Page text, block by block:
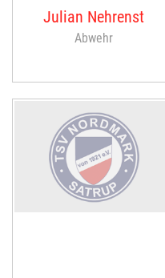
Julian Nehrenst
Abwehr